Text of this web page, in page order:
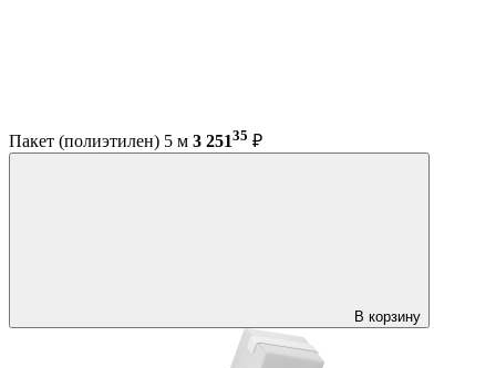
Пакет (полиэтилен) 5 м 3 25135 ₽
В корзину